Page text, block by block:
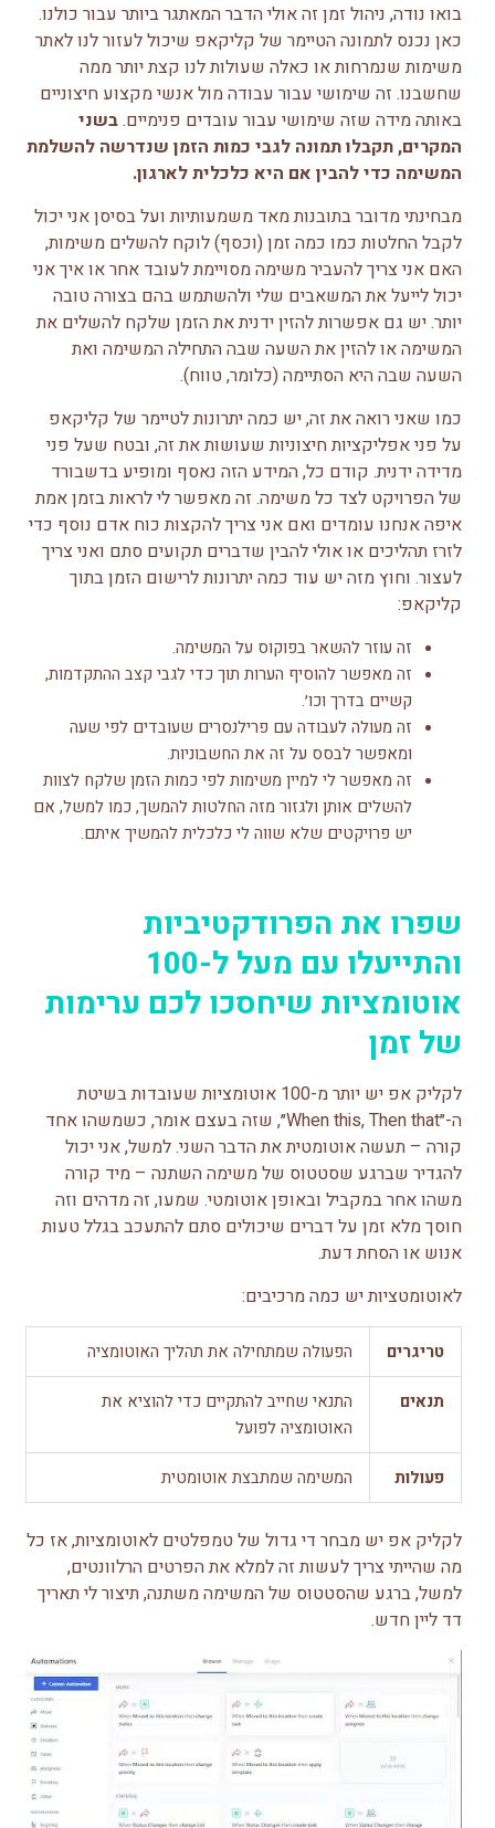
בואו נודה, ניהול זמן זה אולי הדבר המאתגר ביותר עבור כולנו.
כאן נכנס לתמונה הטיימר של קליקאפ שיכול לעזור לנו לאתר
משימות שנמרחות או כאלה שעולות לנו קצת יותר ממה
שחשבנו. זה שימושי עבור עבודה מול אנשי מקצוע חיצוניים
באותה מידה שזה שימושי עבור עובדים פנימיים.בשני
המקרים, תקבלו תמונה לגבי כמות הזמן שנדרשה להשלמת
המשימה כדי להבין אם היא כלכלית לארגון.
מבחינתי מדובר בתובנות מאד משמעותיות ועל בסיסן אני יכול
לקבל החלטות כמו כמה זמן (וכסף) לוקח להשלים משימות,
האם אני צריך להעביר משימה מסויימת לעובד אחר או איך אני
יכול לייעל את המשאבים שלי ולהשתמש בהם בצורה טובה
יותר. יש גם אפשרות להזין ידנית את הזמן שלקח להשלים את
המשימה או להזין את השעה שבה התחילה המשימה ואת
השעה שבה היא הסתיימה (כלומר, טווח).
כמו שאני רואה את זה, יש כמה יתרונות לטיימר של קליקאפ
על פני אפליקציות חיצוניות שעושות את זה, ובטח שעל פני
מדידה ידנית. קודם כל, המידע הזה נאסף ומופיע בדשבורד
של הפרויקט לצד כל משימה. זה מאפשר לי לראות בזמן אמת
איפה אנחנו עומדים ואם אני צריך להקצות כוח אדם נוסף כדי
לזרז תהליכים או אולי להבין שדברים תקועים סתם ואני צריך
לעצור. וחוץ מזה יש עוד כמה יתרונות לרישום הזמן בתוך
קליקאפ:
זה עוזר להשאר בפוקוס על המשימה.
זה מאפשר להוסיף הערות תוך כדי לגבי קצב ההתקדמות,
קשיים בדרך וכו׳.
זה מעולה לעבודה עם פרילנסרים שעובדים לפי שעה
ומאפשר לבסס על זה את החשבוניות.
זה מאפשר לי למיין משימות לפי כמות הזמן שלקח לצוות
להשלים אותן ולגזור מזה החלטות להמשך, כמו למשל, אם
יש פרויקטים שלא שווה לי כלכלית להמשיך איתם.
שפרו את הפרודקטיביות
והתייעלו עם מעל ל-100
אוטומציות שיחסכו לכם ערימות
של זמן
לקליק אפ יש יותר מ-100 אוטומציות שעובדות בשיטת
ה-״When this, Then that״, שזה בעצם אומר, כשמשהו אחד
קורה – תעשה אוטומטית את הדבר השני. למשל, אני יכול
להגדיר שברגע שסטטוס של משימה השתנה – מיד קורה
משהו אחר במקביל ובאופן אוטומטי. שמעו, זה מדהים וזה
חוסך מלא זמן על דברים שיכולים סתם להתעכב בגלל טעות
אנוש או הסחת דעת.
לאוטומטציות יש כמה מרכיבים:
טריגרים הפעולה שמתחילה את תהליך האוטומציה
תנאים
התנאי שחייב להתקיים כדי להוציא את
האוטומציה לפועל
פעולות המשימה שמתבצת אוטומטית
לקליק אפ יש מבחר די גדול של טמפלטים לאוטומציות, אז כל
מה שהייתי צריך לעשות זה למלא את הפרטים הרלוונטים,
למשל, ברגע שהסטטוס של המשימה משתנה, תיצור לי תאריך
דד ליין חדש.